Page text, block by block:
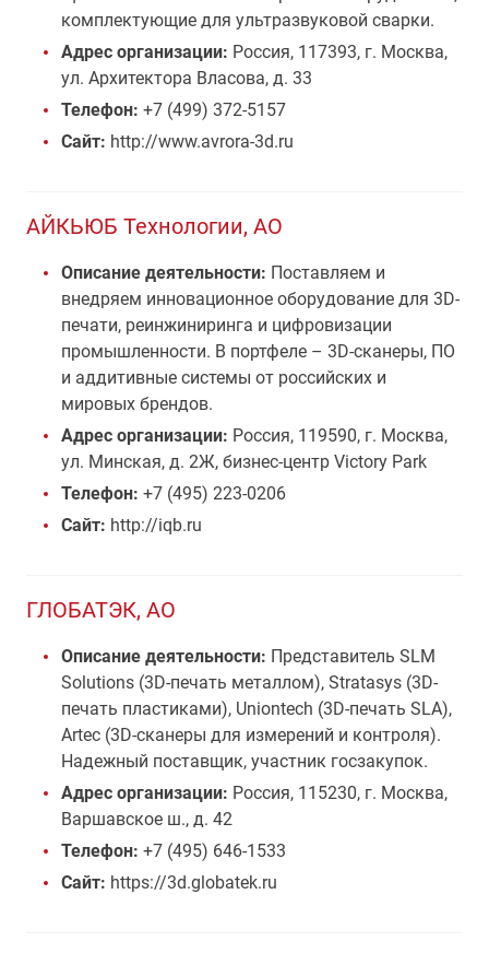
комплектующие для ультразвуковой сварки.
Адрес организации: Россия, 117393, г. Москва,
ул. Архитектора Власова, д. 33
Телефон: +7 (499) 372-5157
Сайт: http://www.avrora-3d.ru
АЙКЬЮБ Технологии, АО
Описание деятельности: Поставляем и
внедряем инновационное оборудование для 3D-
печати, реинжиниринга и цифровизации
промышленности. В портфеле – 3D-сканеры, ПО
и аддитивные системы от российских и
мировых брендов.
Адрес организации: Россия, 119590, г. Москва,
ул. Минская, д. 2Ж, бизнес‑центр Victory Park
Телефон: +7 (495) 223-0206
Сайт: http://iqb.ru
ГЛОБАТЭК, АО
Описание деятельности: Представитель SLM
Solutions (3D-печать металлом), Stratasys (3D-
печать пластиками), Uniontech (3D-печать SLA),
Artec (3D-сканеры для измерений и контроля).
Надежный поставщик, участник госзакупок.
Адрес организации: Россия, 115230, г. Москва,
Варшавское ш., д. 42
Телефон: +7 (495) 646-1533
Сайт: https://3d.globatek.ru